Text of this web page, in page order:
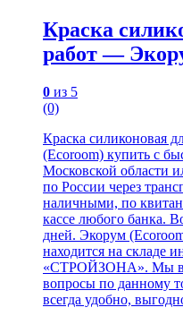
Краска
работ —
0 из 5
(0)
Краска силиконовая
(Ecoroom) купить с
Московской области
по России через
наличными, по
кассе любого банка.
дней. Экорум
находится на складе
«СТРОЙЗОНА». Мы
вопросы по данному
всегда удобно,